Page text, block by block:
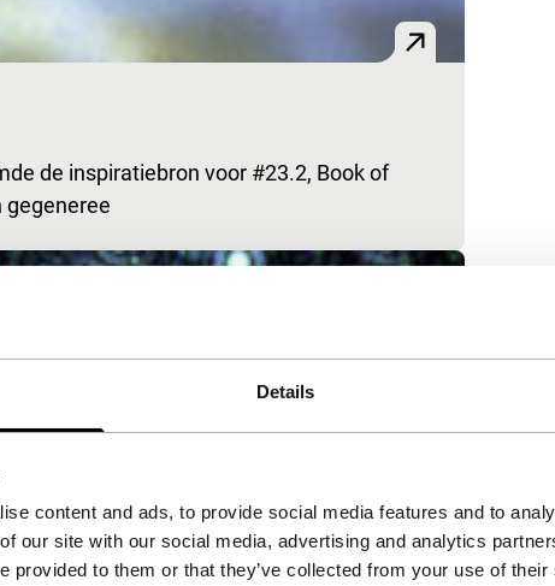
Details
content and ads, to provide social media features and to
our site with our social media, advertising and analytics
provided to them or that they’ve collected from your use of
de inspiratiebron voor #23.2, Book of
gegeneree